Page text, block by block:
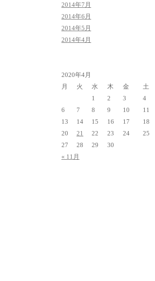
2014年7月
2014年6月
2014年5月
2014年4月
2020年4月
月
火 水 木 金 土
« 11月
1 2 3 4
6
7 8 9 10 11
13
14 15 16 17 18
20
21 22 23 24 25
27
28 29 30